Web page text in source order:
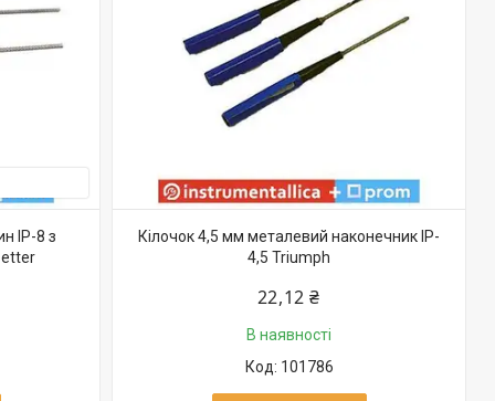
IP-8 з
Кілочок 4,5 мм металевий наконечник IP-
4,5 Triumph
22,12 ₴
В наявності
101786